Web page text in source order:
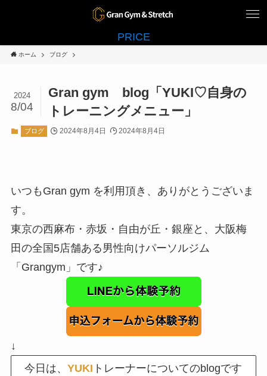
PRICE
ホーム ブログ
Gran gym blog「YUKI♡自身の
トレーニングメニュー」
2024
8/04
ブログ 2024年8月4日 2024年8月4日
いつもGran gym を利用頂き、ありがとうございま
す。
東京の西麻布・赤坂・自由が丘・銀座と、大阪梅
田の全国5店舗ある男性向けパーソルジム
「Grangym」です♪
↓
今日は、YUKI トレーナーについてのblogです